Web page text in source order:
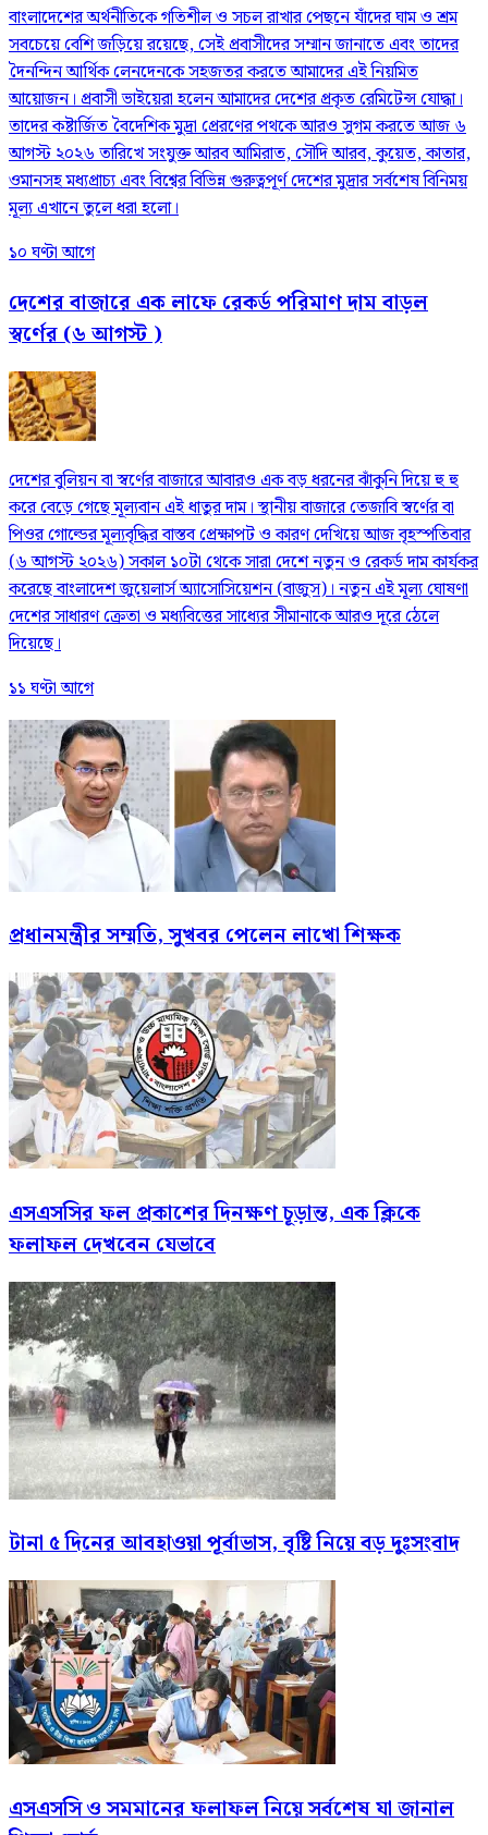
বাংলাদেশের অর্থনীতিকে গতিশীল ও সচল রাখার পেছনে যাঁদের ঘাম ও শ্রম
সবচেয়ে বেশি জড়িয়ে রয়েছে, সেই প্রবাসীদের সম্মান জানাতে এবং তাদের
দৈনন্দিন আর্থিক লেনদেনকে সহজতর করতে আমাদের এই নিয়মিত
আয়োজন। প্রবাসী ভাইয়েরা হলেন আমাদের দেশের প্রকৃত রেমিটেন্স যোদ্ধা।
তাদের কষ্টার্জিত বৈদেশিক মুদ্রা প্রেরণের পথকে আরও সুগম করতে আজ ৬
আগস্ট ২০২৬ তারিখে সংযুক্ত আরব আমিরাত, সৌদি আরব, কুয়েত, কাতার,
ওমানসহ মধ্যপ্রাচ্য এবং বিশ্বের বিভিন্ন গুরুত্বপূর্ণ দেশের মুদ্রার সর্বশেষ বিনিময়
মূল্য এখানে তুলে ধরা হলো।
১০ ঘণ্টা আগে
দেশের বাজারে এক লাফে রেকর্ড পরিমাণ দাম বাড়ল
স্বর্ণের (৬ আগস্ট )
দেশের বুলিয়ন বা স্বর্ণের বাজারে আবারও এক বড় ধরনের ঝাঁকুনি দিয়ে হু হু
করে বেড়ে গেছে মূল্যবান এই ধাতুর দাম। স্থানীয় বাজারে তেজাবি স্বর্ণের বা
পিওর গোল্ডের মূল্যবৃদ্ধির বাস্তব প্রেক্ষাপট ও কারণ দেখিয়ে আজ বৃহস্পতিবার
(৬ আগস্ট ২০২৬) সকাল ১০টা থেকে সারা দেশে নতুন ও রেকর্ড দাম কার্যকর
করেছে বাংলাদেশ জুয়েলার্স অ্যাসোসিয়েশন (বাজুস)। নতুন এই মূল্য ঘোষণা
দেশের সাধারণ ক্রেতা ও মধ্যবিত্তের সাধ্যের সীমানাকে আরও দূরে ঠেলে
দিয়েছে।
১১ ঘণ্টা আগে
প্রধানমন্ত্রীর সম্মতি, সুখবর পেলেন লাখো শিক্ষক
এসএসসির ফল প্রকাশের দিনক্ষণ চূড়ান্ত, এক ক্লিকে
ফলাফল দেখবেন যেভাবে
টানা ৫ দিনের আবহাওয়া পূর্বাভাস, বৃষ্টি নিয়ে বড় দুঃসংবাদ
এসএসসি ও সমমানের ফলাফল নিয়ে সর্বশেষ যা জানাল